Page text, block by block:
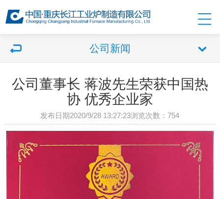
公司新闻
公司董事长 蒋波先生荣获中国热
协 优秀企业家
发布日期2020/9/28 13:27:23浏览次数：754